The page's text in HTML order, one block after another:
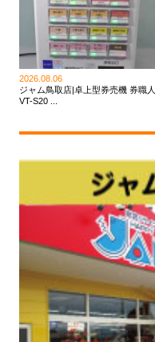
2026.08.06
ジャム鳥取店|卓上型券売機 券職人
VT-S20 ...